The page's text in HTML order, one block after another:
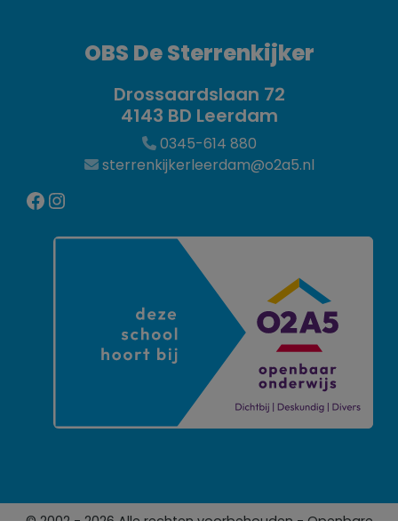
OBS De Sterrenkijker
Drossaardslaan 72
4143 BD Leerdam
0345-614 880
sterrenkijkerleerdam@o2a5.nl
Facebook Instagram
© 2002 - 2026 Alle rechten voorbehouden - Openbare